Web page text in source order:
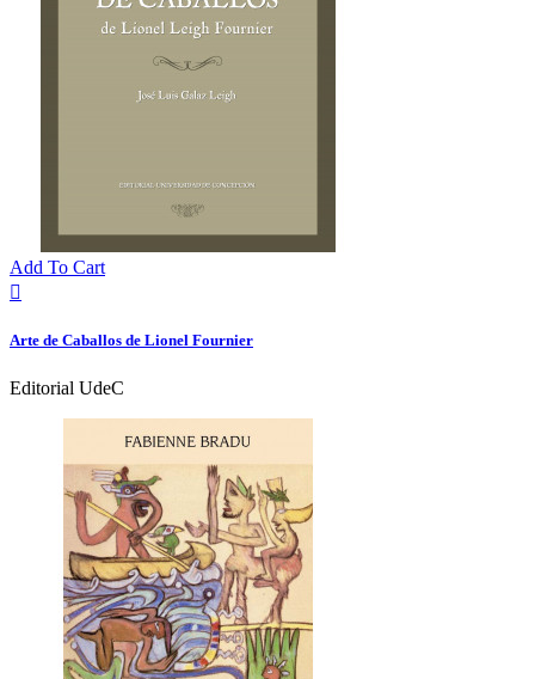
Add To Cart

Arte de Caballos de Lionel Fournier
Editorial UdeC